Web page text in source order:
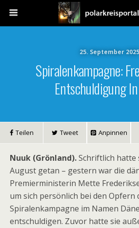
25. September 2025
Spiralenkampagne:
Entschuldigung
Teilen Tweet Anpinnen
Nuuk (Grönland).Schriftlich hatte
August getan – gestern war die
Premierministerin Mette
um sich persönlich bei den Opfern
Spiralenkampagne im Namen
entschuldigen. Zuvor hatte sie